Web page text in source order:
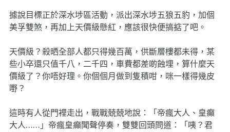
據說目標正於深水埗區活動，派出深水埗五狼五豹，加個
美孚雙煞，再加上天價級懸紅，應該很快便搞掂了吧。
天價級？殺晒全部人都只得幾百萬，供斷層樓都未得，某
些小卒還只值千八，二千四，車費都差啲蝕埋，算什麼天
價級了？你唔好理。你個個月做到隻積咁，咪一樣得幾皮
嘢？
這時有人從門裡走出，戰戰兢兢地說：「帝瘋大人、皇癲
大人……」帝瘋皇癲聞聲停奏，雙雙回頭問道：「咦？君